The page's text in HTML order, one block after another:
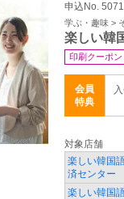
申込No.
学ぶ・趣味 >
楽しい韓
印刷クーポン
会員
特典
対象店舗
楽しい韓国
済センター
楽しい韓国